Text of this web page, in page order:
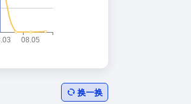
换一换